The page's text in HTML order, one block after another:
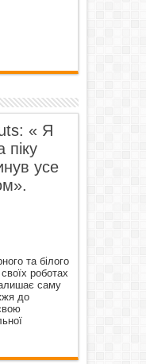
« Я
піку
усе
та білого
роботах
саму
до